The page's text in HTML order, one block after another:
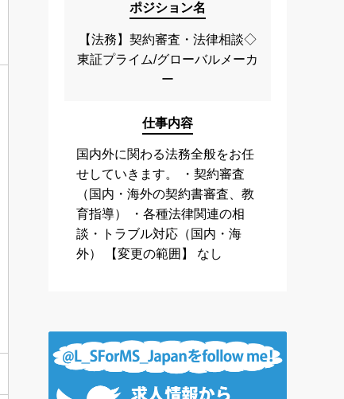
ポジション名
【法務】契約審査・法律相談◇
東証プライム/グローバルメーカ
ー
仕事内容
国内外に関わる法務全般をお任
せしていきます。 ・契約審査
（国内・海外の契約書審査、教
育指導） ・各種法律関連の相
談・トラブル対応（国内・海
外） 【変更の範囲】 なし